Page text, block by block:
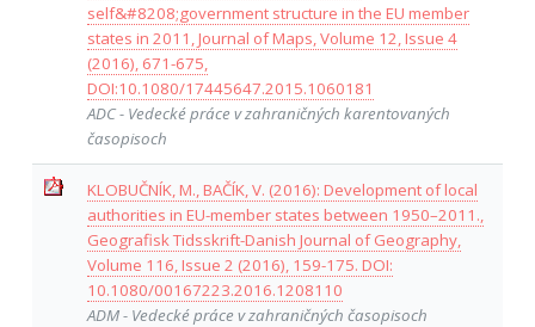
self&#8208;government structure in the EU member
states in 2011, Journal of Maps, Volume 12, Issue 4
(2016), 671-675,
DOI:10.1080/17445647.2015.1060181
ADC - Vedecké práce v zahraničných karentovaných
časopisoch
KLOBUČNÍK, M., BAČÍK, V. (2016): Development of local
authorities in EU-member states between 1950–2011.,
Geografisk Tidsskrift-Danish Journal of Geography,
Volume 116, Issue 2 (2016), 159-175. DOI:
10.1080/00167223.2016.1208110
ADM - Vedecké práce v zahraničných časopisoch